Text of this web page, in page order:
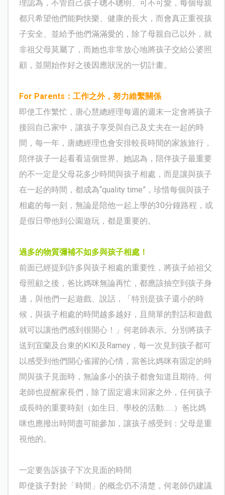
理認為，不管自己孩子聰不聰明、可不可愛，每個母親
都只希望他們能夠快樂、健康的長大，而會真正重視孩
子安全、並給予他們滿滿愛的，除了母親自己以外，就
非祖父母莫屬了，而她也非常放心地將孩子交給公婆照
顧，並開始作好之後因應狀況的一切計畫。
For Parents ：工作之外，努力維繫關係
即使工作繁忙，唐心慧總經理每週的週末一定會將孩子
接回自己家中，讓孩子享受與自己及丈夫在一起的時
間，每一年，唐總經理也會安排較長時間的家族旅行，
陪伴孩子一起看看這個世界。她認為，陪伴孩子最重要
的不一定是父母花多少時間與孩子相處，而是讓與孩子
在一起的時間，都成為“quality time”，珍惜每個與孩子
相處的每一刻，無論是陪他一起上學的30分鐘路程，或
是假日帶他到公園遊玩，都是重要的。
過多的物質彌補不如多與孩子相處！
前面已經提到許多與孩子相處的重要性，將孩子給祖父
母照顧之後，爸比媽咪無論再忙，都應該抽空到孩子身
邊，與他們一起遊戲、說話，「特別是孩子還小的時
候，與孩子相處的時間越多越好，且簡單的對話和遊戲
就可以讓他們感到很開心！」何老師表示。分別將孩子
送到宜蘭及台東的 KIKI 及 Ramey ，每一次見到孩子都可
以感受到他們開心雀躍的心情，當爸比媽咪有固定的時
間與孩子見面時，無論多小的孩子都會知道且期待。何
老師也提醒家長們，除了固定週末回家之外，任何孩子
成長時的重要時刻（如生日、學校的活動……）爸比媽
咪也應撥出時間盡可能參加，讓孩子感受到：父母是重
視他的。
一定要告訴孩子下次見面的時間
即使孩子對於「時間」的概念仍不清楚，何老師仍建議